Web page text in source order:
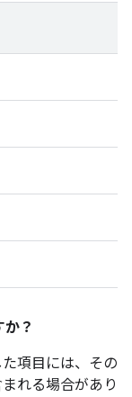
？
項目には、その
れる場合があり